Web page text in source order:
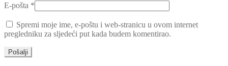
E-pošta *
Spremi moje ime, e-poštu i web-stranicu u ovom internet
pregledniku za sljedeći put kada budem komentirao.